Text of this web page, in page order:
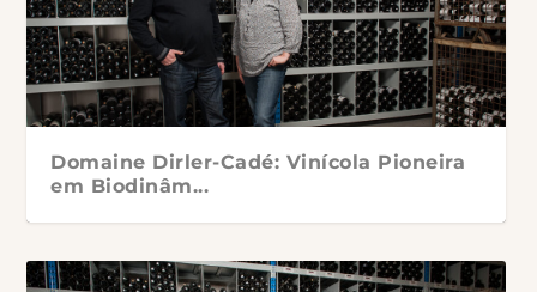
Domaine Dirler-Cadé: Vinícola Pioneira
em Biodinâm...